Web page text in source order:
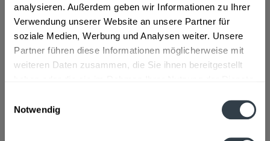
analysieren. Außerdem geben wir Informationen zu Ihrer
Verwendung unserer Website an unsere Partner für
soziale Medien, Werbung und Analysen weiter. Unsere
Partner führen diese Informationen möglicherweise mit
weiteren Daten zusammen, die Sie ihnen bereitgestellt
Notwendig
In den Warenkorb
Artikel-Nr.:
33184
Verfügbar in: